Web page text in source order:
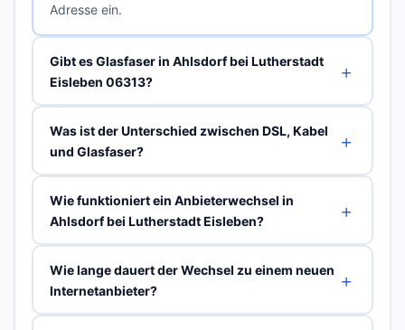
Adresse ein.
Gibt es Glasfaser in Ahlsdorf bei Lutherstadt
Eisleben 06313?
Was ist der Unterschied zwischen DSL, Kabel
und Glasfaser?
Wie funktioniert ein Anbieterwechsel in
Ahlsdorf bei Lutherstadt Eisleben?
Wie lange dauert der Wechsel zu einem neuen
Internetanbieter?